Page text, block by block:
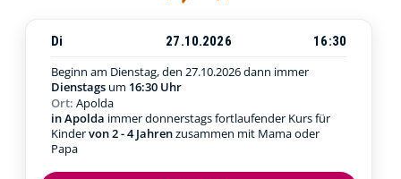
Di 27.10.2026
16:30
Beginn am Dienstag, den 27.10.2026dann immer
Dienstags um 16:30 Uhr
Ort: Apolda
in Apolda immer donnerstags fortlaufender Kurs für
Kindervon 2 - 4 Jahrenzusammen mit Mama oder
Papa